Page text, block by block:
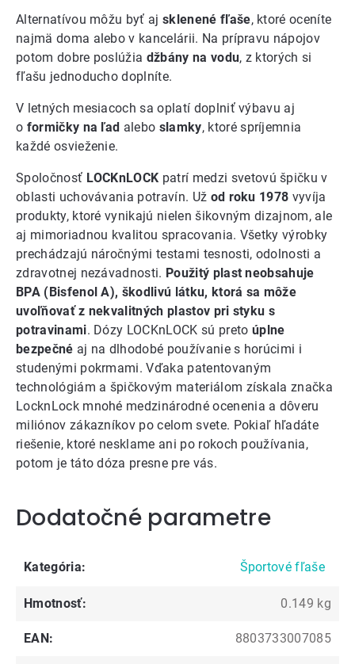
Alternatívou môžu byť aj sklenené fľaše, ktoré oceníte
najmä doma alebo v kancelárii. Na prípravu nápojov
potom dobre poslúžia džbány na vodu, z ktorých si
fľašu jednoducho doplníte.
V letných mesiacoch sa oplatí doplniť výbavu aj
o formičky na ľad alebo slamky, ktoré spríjemnia
každé osvieženie.
Spoločnosť LOCKnLOCK patrí medzi svetovú špičku v
oblasti uchovávania potravín. Už od roku 1978 vyvíja
produkty, ktoré vynikajú nielen šikovným dizajnom, ale
aj mimoriadnou kvalitou spracovania. Všetky výrobky
prechádzajú náročnými testami tesnosti, odolnosti a
zdravotnej nezávadnosti. Použitý plast neobsahuje
BPA (Bisfenol A), škodlivú látku, ktorá sa môže
uvoľňovať z nekvalitných plastov pri styku s
potravinami. Dózy LOCKnLOCK sú preto úplne
bezpečné aj na dlhodobé používanie s horúcimi i
studenými pokrmami. Vďaka patentovaným
technológiám a špičkovým materiálom získala značka
LocknLock mnohé medzinárodné ocenenia a dôveru
miliónov zákazníkov po celom svete. Pokiaľ hľadáte
riešenie, ktoré nesklame ani po rokoch používania,
potom je táto dóza presne pre vás.
Dodatočné parametre
Kategória: Športové fľaše
Hmotnosť: 0.149 kg
EAN: 8803733007085